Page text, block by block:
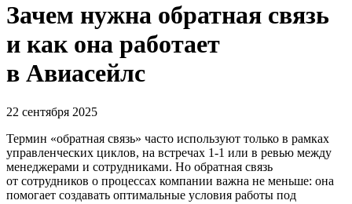
Зачем нужна обратная связь
и как она работает
в Авиасейлс
22 сентября 2025
Термин «обратная связь» часто используют только в рамках
управленческих циклов, на встречах 1-1 или в ревью между
менеджерами и сотрудниками. Но обратная связь
от сотрудников о процессах компании важна не меньше: она
помогает создавать оптимальные условия работы под